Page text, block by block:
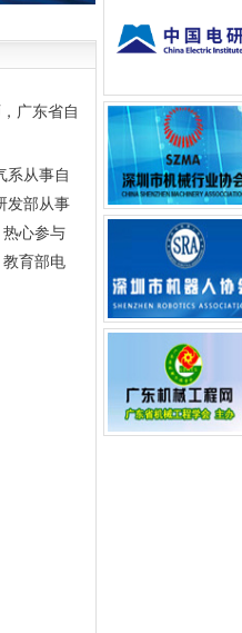
广东省自
系从事自
发部从事
心参与
育部电